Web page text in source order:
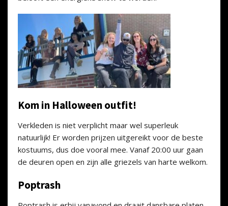
Kom in Halloween outfit!
Verkleden is niet verplicht maar wel superleuk
natuurlijk! Er worden prijzen uitgereikt voor de beste
kostuums, dus doe vooral mee. Vanaf 20:00 uur gaan
de deuren open en zijn alle griezels van harte welkom.
Poptrash